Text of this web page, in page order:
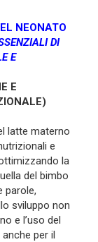
NEONATO
DI
E
E
latte materno
e
la
del bimbo
parole,
sviluppo non
e l’uso del
per il